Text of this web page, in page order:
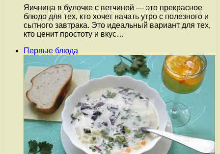
Яичница в булочке с ветчиной — это прекрасное
блюдо для тех, кто хочет начать утро с полезного и
сытного завтрака. Это идеальный вариант для тех,
кто ценит простоту и вкус…
Первые блюда